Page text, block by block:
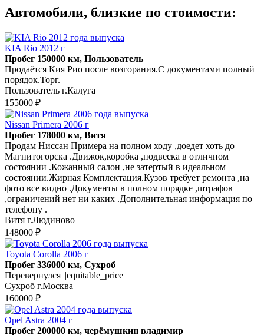
Автомобили, близкие по стоимости:
KIA Rio 2012 г
Пробег 150000 км, Пользователь
Продаётся Кия Рио после возгорания.С документами полный
порядок.Торг.
Пользователь г.Калуга
155000 ₽
Nissan Primera 2006 г
Пробег 178000 км, Витя
Продам Ниссан Примера на полном ходу ,доедет хоть до
Магнитогорска .Движок,коробка ,подвеска в отличном
состоянии .Кожанный салон ,не затертый в идеальном
состоянии.Жирная Комплектация.Кузов требует ремонта ,на
фото все видно .Документы в полном порядке ,штрафов
,ограничений нет ни каких .Дополнительная информация по
телефону .
Витя г.Людиново
148000 ₽
Toyota Corolla 2006 г
Пробег 336000 км, Сухроб
Перевернулся ||equitable_price
Сухроб г.Москва
160000 ₽
Opel Astra 2004 г
Пробег 200000 км, черёмушкин владимир